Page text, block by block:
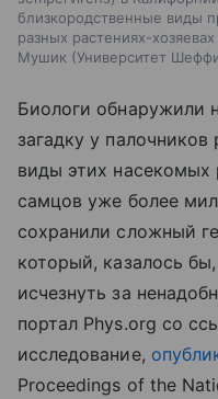
близкородственные виды
разных растениях-
Мушик (Университет
Биологи обнаружили
загадку у
виды этих насекомых
самцов уже более
сохранили сложный
который, казалось
исчезнуть за
портал Phys.org со
исследование,
Proceedings of the